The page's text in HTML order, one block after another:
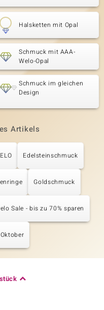
Halsketten mit Opal
Schmuck mit AAA-
Welo-Opal
Schmuck im gleichen
Design
Artikels
Edelsteinschmuck
Goldschmuck
Sale - bis zu 70% sparen